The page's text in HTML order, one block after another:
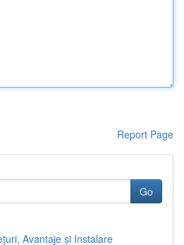
Report Page
Go
Avantaje și Instalare